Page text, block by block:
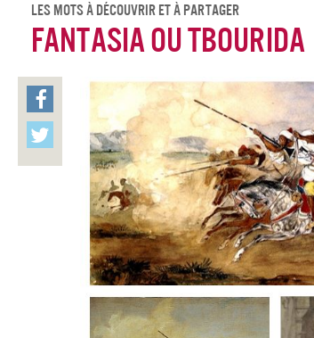
Les Mots À Découvrir Et À Partager
Fantasia ou Tbourida